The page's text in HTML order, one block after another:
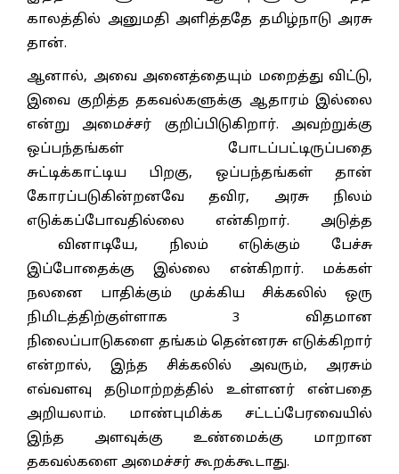
காலத்தில் அனுமதி அளித்ததே தமிழ்நாடு அரசு
தான்.
ஆனால், அவை அனைத்தையும் மறைத்து விட்டு,
இவை குறித்த தகவல்களுக்கு ஆதாரம் இல்லை
என்று அமைச்சர் குறிப்பிடுகிறார். அவற்றுக்கு
ஒப்பந்தங்கள் போடப்பட்டிருப்பதை
சுட்டிக்காட்டிய பிறகு, ஒப்பந்தங்கள் தான்
கோரப்படுகின்றனவே தவிர, அரசு நிலம்
எடுக்கப்போவதில்லை என்கிறார். அடுத்த
வினாடியே, நிலம் எடுக்கும் பேச்சு
இப்போதைக்கு இல்லை என்கிறார். மக்கள்
நலனை பாதிக்கும் முக்கிய சிக்கலில் ஒரு
நிமிடத்திற்குள்ளாக 3 விதமான
நிலைப்பாடுகளை தங்கம் தென்னரசு எடுக்கிறார்
என்றால், இந்த சிக்கலில் அவரும், அரசும்
எவ்வளவு தடுமாற்றத்தில் உள்ளனர் என்பதை
அறியலாம். மாண்புமிக்க சட்டப்பேரவையில்
இந்த அளவுக்கு உண்மைக்கு மாறான
தகவல்களை அமைச்சர் கூறக்கூடாது.